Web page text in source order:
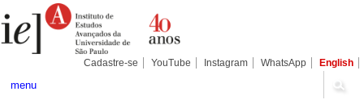
para
conteúdo.
Pessoais
Cadastre-se YouTube Instagram WhatsApp English
menu